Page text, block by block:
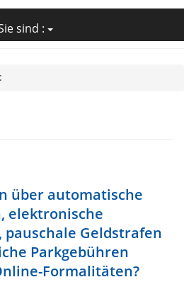
sind :
über automatische
elektronische
pauschale Geldstrafen
Parkgebühren
Formalitäten?